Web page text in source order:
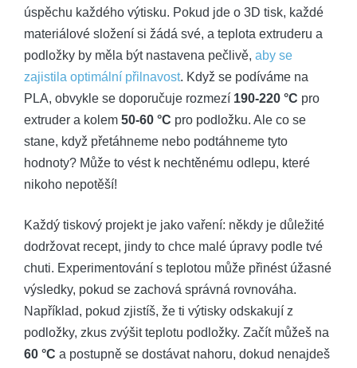
úspěchu každého výtisku. Pokud jde o 3D tisk, každé
materiálové složení si žádá své, a teplota extruderu a
podložky by měla být nastavena pečlivě, aby se
zajistila optimální přilnavost. Když se podíváme na
PLA, obvykle se doporučuje rozmezí 190-220 °C pro
extruder a kolem 50-60 °C pro podložku. Ale co se
stane, když přetáhneme nebo podtáhneme tyto
hodnoty? Může to vést k nechtěnému odlepu, které
nikoho nepotěší!
Každý tiskový projekt je jako vaření: někdy je důležité
dodržovat recept, jindy to chce malé úpravy podle tvé
chuti. Experimentování s teplotou může přinést úžasné
výsledky, pokud se zachová správná rovnováha.
Například, pokud zjistíš, že ti výtisky odskakují z
podložky, zkus zvýšit teplotu podložky. Začít můžeš na
60 °C a postupně se dostávat nahoru, dokud nenajdeš